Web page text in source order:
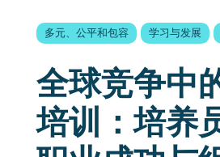
多元、公平和包容 学习与发展
全球竞争中
培训：培养